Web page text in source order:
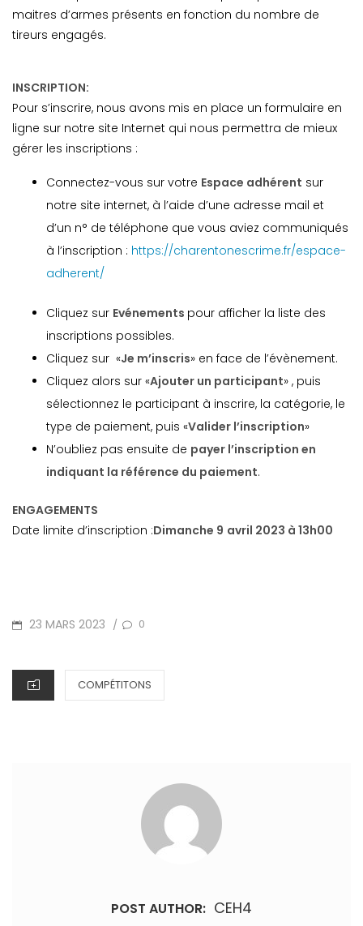
maitres d’armes présents en fonction du nombre de
tireurs engagés.
INSCRIPTION:
Pour s’inscrire, nous avons mis en place un formulaire en
ligne sur notre site Internet qui nous permettra de mieux
gérer les inscriptions :
Connectez-vous sur votre Espace adhérent sur
notre site internet, à l’aide d’une adresse mail et
d’un n° de téléphone que vous aviez communiqués
à l’inscription : https://charentonescrime.fr/espace-
adherent/
Cliquez sur Evénements pour afficher la liste des
inscriptions possibles.
Cliquez sur «Je m’inscris» en face de l’évènement.
Cliquez alors sur «Ajouter un participant» , puis
sélectionnez le participant à inscrire, la catégorie, le
type de paiement, puis «Valider l’inscription»
N’oubliez pas ensuite de payer l’inscription en
indiquant la référence du paiement.
ENGAGEMENTS
Date limite d’inscription :Dimanche 9 avril 2023 à 13h00
POSTED
23 MARS 2023 / 0
CATEGORIES
COMPÉTITONS
POST AUTHOR: CEH4